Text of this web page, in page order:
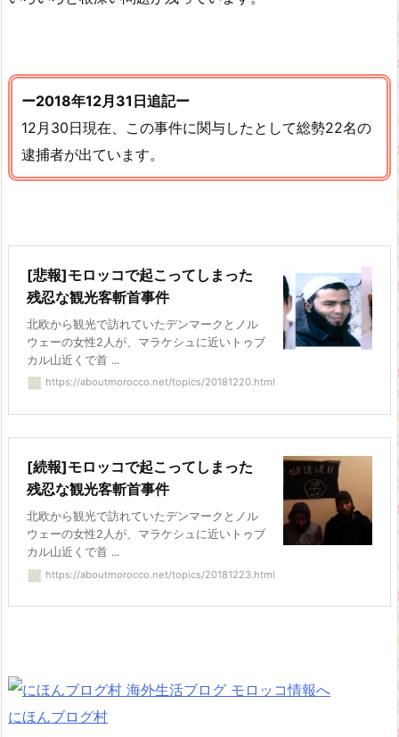
ー2018年12月31日追記ー
12月30日現在、この事件に関与したとして総勢22名の
逮捕者が出ています。
[悲報]モロッコで起こってしまった
残忍な観光客斬首事件
北欧から観光で訪れていたデンマークとノル
ウェーの女性2人が、マラケシュに近いトゥブ
カル山近くで首 ...
https://aboutmorocco.net/topics/20181220.html
[続報]モロッコで起こってしまった
残忍な観光客斬首事件
北欧から観光で訪れていたデンマークとノル
ウェーの女性2人が、マラケシュに近いトゥブ
カル山近くで首 ...
https://aboutmorocco.net/topics/20181223.html
にほんブログ村